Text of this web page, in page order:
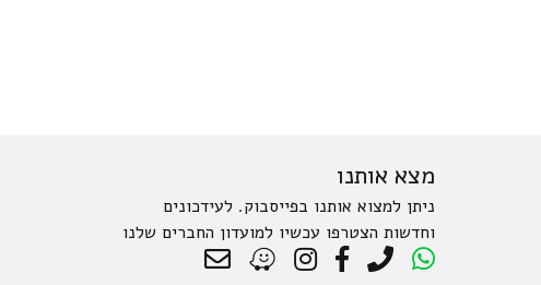
מצא אותנו
ניתן למצוא אותנו בפייסבוק. לעידכונים
וחדשות הצטרפו עכשיו למועדון החברים שלנו